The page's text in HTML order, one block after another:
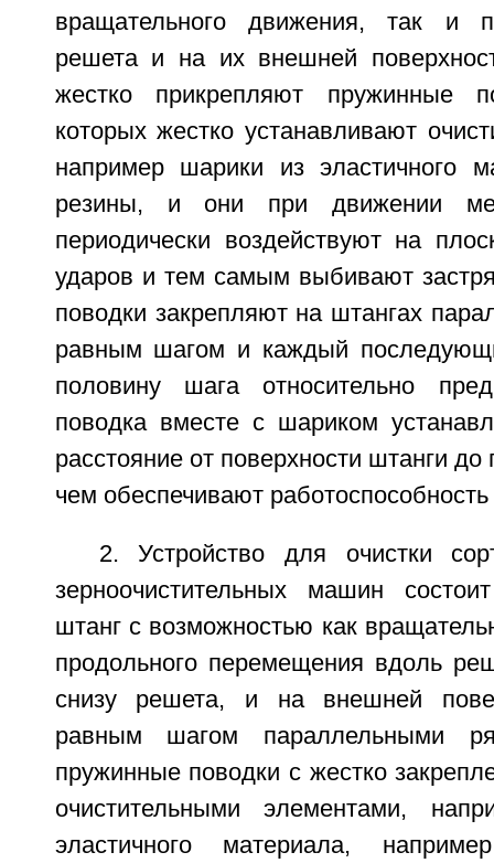
вращательного движения, так и
решета и на их внешней
жестко прикрепляют пружинные
которых жестко устанавливают
например шарики из эластичного
резины, и они при движении
периодически воздействуют на
ударов и тем самым выбивают
поводки закрепляют на штангах
равным шагом и каждый
половину шага относительно
поводка вместе с шариком
расстояние от поверхности штанги
чем обеспечивают работоспособность
2. Устройство для очистки
зерноочистительных машин
штанг с возможностью как
продольного перемещения вдоль
снизу решета, и на внешней
равным шагом параллельными
пружинные поводки с жестко
очистительными элементами,
эластичного материала,